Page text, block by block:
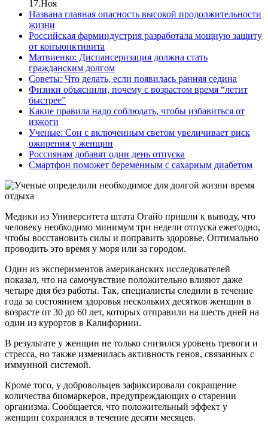
17.Ноя
Названа главная опасность высокой продолжительности
жизни
Российская фарминдустрия разработала мощную защиту
от конъюнктивита
Матвиенко: Диспансеризация должна стать
гражданским долгом
Советы: Что делать, если появилась ранняя седина
Физики объяснили, почему с возрастом время “летит
быстрее”
Какие правила надо соблюдать, чтобы избавиться от
изжоги
Ученые: Сон с включенным светом увеличивает риск
ожирения у женщин
Россиянам добавят один день отпуска
Смартфон поможет беременным с сахарным диабетом
Медики из Университета штата Огайо пришли к выводу, что
человеку необходимо минимум три недели отпуска ежегодно,
чтобы восстановить силы и поправить здоровье. Оптимально
проводить это время у моря или за городом.
Один из экспериментов американских исследователей
показал, что на самочувствие положительно влияют даже
четыре дня без работы. Так, специалисты следили в течение
года за состоянием здоровья нескольких десятков женщин в
возрасте от 30 до 60 лет, которых отправили на шесть дней на
один из курортов в Калифорнии.
В результате у женщин не только снизился уровень тревоги и
стресса, но также изменилась активность генов, связанных с
иммунной системой.
Кроме того, у добровольцев зафиксировали сокращение
количества биомаркеров, предупреждающих о старении
организма. Сообщается, что положительный эффект у
женщин сохранялся в течение десяти месяцев.